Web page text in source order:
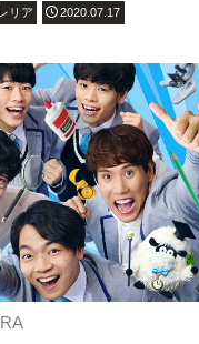
リア 2020.07.17